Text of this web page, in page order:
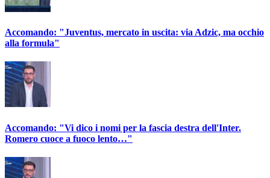
Accomando: "Juventus, mercato in uscita: via Adzic, ma occhio
alla formula"
Accomando: "Vi dico i nomi per la fascia destra dell'Inter.
Romero cuoce a fuoco lento…"